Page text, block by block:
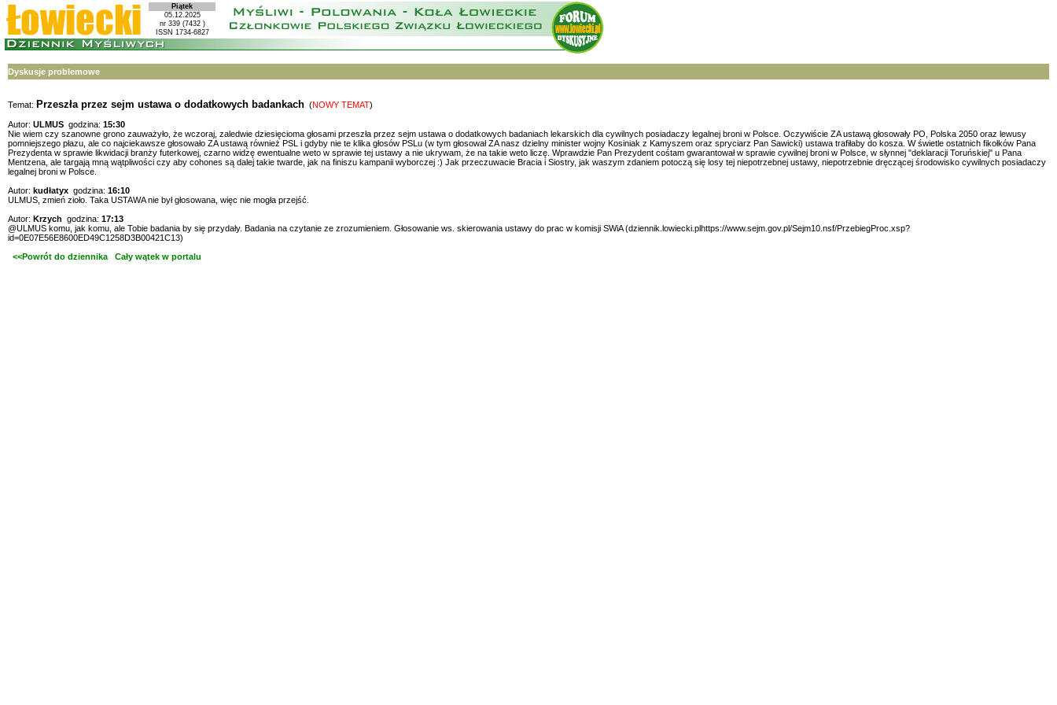
Piątek
05.12.2025
nr 339 (7432 )
ISSN 1734-6827
Dyskusje problemowe
Temat: Przeszła przez sejm ustawa o dodatkowych badankach (NOWY TEMAT)
Autor: ULMUS godzina: 15:30
Nie wiem czy szanowne grono zauważyło, że wczoraj, zaledwie dziesięcioma głosami przeszła przez sejm ustawa o dodatkowych badaniach lekarskich dla cywilnych posiadaczy legalnej broni w Polsce. Oczywiście ZA ustawą głosowały PO, Polska 2050 oraz lewusy
pomniejszego płazu, ale co najciekawsze głosowało ZA ustawą również PSL i gdyby nie te klika głosów PSLu (w tym głosował ZA nasz dzielny minister wojny Kosiniak z Kamyszem oraz spryciarz Pan Sawicki) ustawa trafiłaby do kosza. W świetle ostatnich fikołków Pana
Prezydenta w sprawie likwidacji branży futerkowej, czarno widzę ewentualne weto w sprawie tej ustawy a nie ukrywam, że na takie weto liczę. Wprawdzie Pan Prezydent cośtam gwarantował w sprawie cywilnej broni w Polsce, w słynnej "deklaracji Toruńskiej" u Pana
Mentzena, ale targają mną wątpliwości czy aby cohones są dalej takie twarde, jak na finiszu kampanii wyborczej :) Jak przeczuwacie Bracia i Siostry, jak waszym zdaniem potoczą się losy tej niepotrzebnej ustawy, niepotrzebnie dręczącej środowisko cywilnych posiadaczy
legalnej broni w Polsce.
Autor: kudłatyx godzina: 16:10
ULMUS, zmień zioło. Taka USTAWA nie był głosowana, więc nie mogła przejść.
Autor: Krzych godzina: 17:13
@ULMUS komu, jak komu, ale Tobie badania by się przydały. Badania na czytanie ze zrozumieniem. Głosowanie ws. skierowania ustawy do prac w komisji SWiA (dziennik.lowiecki.plhttps://www.sejm.gov.pl/Sejm10.nsf/PrzebiegProc.xsp?
id=0E07E56E8600ED49C1258D3B00421C13)
<<Powrót do dziennika
Cały wątek w portalu